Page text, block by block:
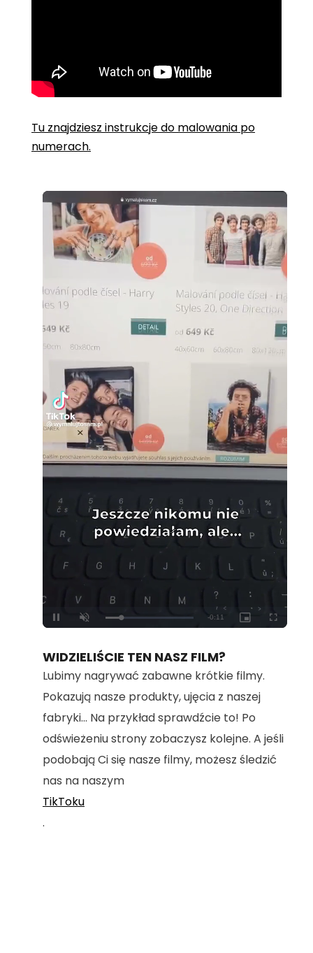
Tu znajdziesz instrukcje do malowania po
numerach.
Unmute Loaded:
100.00%
WIDZIELIŚCIE TEN NASZ FILM?
Lubimy nagrywać zabawne krótkie filmy.
Pokazują nasze produkty, ujęcia z naszej
fabryki... Na przykład sprawdźcie to! Po
odświeżeniu strony zobaczysz kolejne. A jeśli
podobają Ci się nasze filmy, możesz śledzić
nas na naszym
TikToku
.